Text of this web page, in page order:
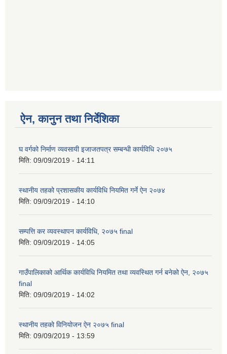
ऐन, कानुन तथा निर्देशिका
घ वर्गको निर्माण व्यवसायी इजाजतपत्र सम्बन्धी कार्यविधि २०७५
मिति: 09/09/2019 - 14:11
स्थानीय तहको प्रशासकीय कार्यविधि नियमित गर्ने ऐन २०७४
मिति: 09/09/2019 - 14:10
सम्पत्ति कर व्यवस्थापन कार्यविधि, २०७५ final
मिति: 09/09/2019 - 14:05
गाउँपालिकाको आर्थिक कार्यविधि नियमित तथा व्यवस्थित गर्न बनेको ऐन, २०७५
final
मिति: 09/09/2019 - 14:02
स्थानीय तहको विनियोजन ऐन २०७५ final
मिति: 09/09/2019 - 13:59